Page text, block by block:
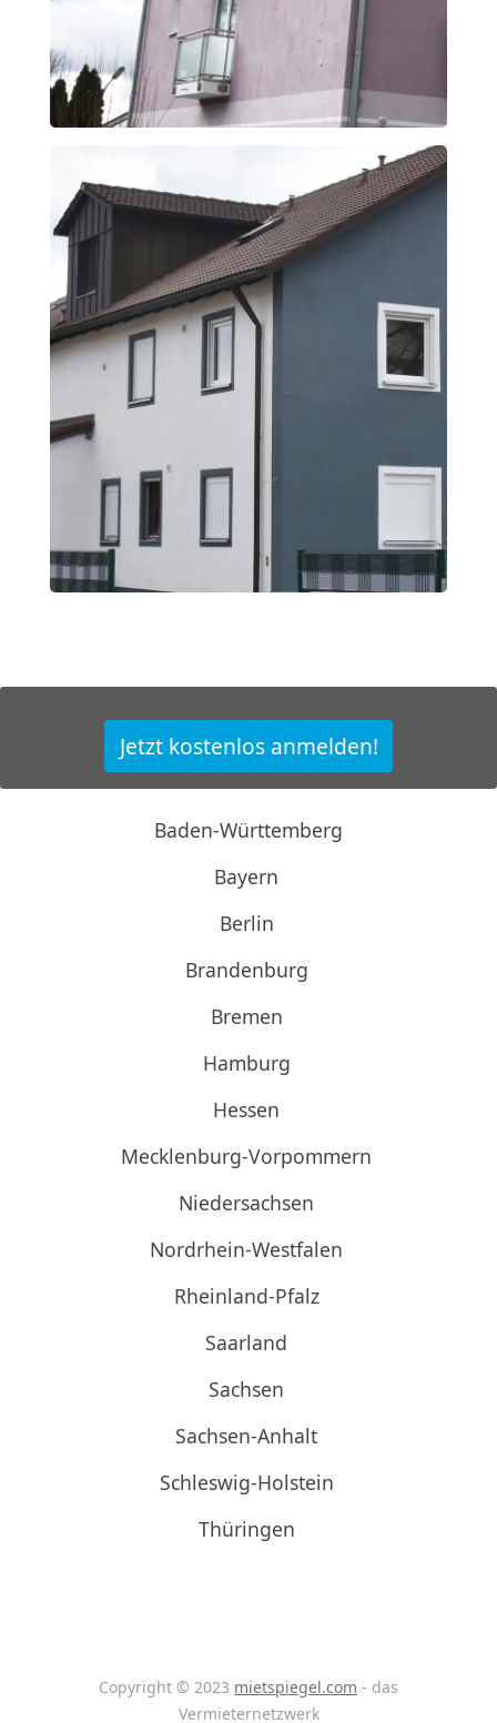
Jetzt kostenlos anmelden!
Baden-Württemberg
Bayern
Berlin
Brandenburg
Bremen
Hamburg
Hessen
Mecklenburg-Vorpommern
Niedersachsen
Nordrhein-Westfalen
Rheinland-Pfalz
Saarland
Sachsen
Sachsen-Anhalt
Schleswig-Holstein
Thüringen
Copyright © 2023 mietspiegel.com - das
Vermieternetzwerk